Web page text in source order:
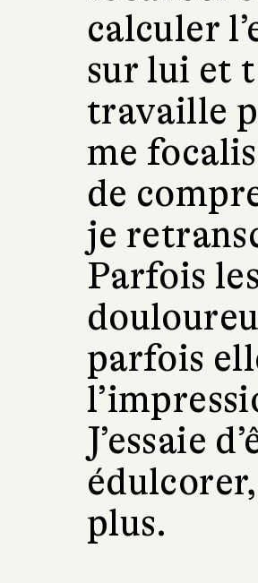
calculer
sur lui et
travaille
me
de
je
Parfois
parfois
J’essaie
plus.